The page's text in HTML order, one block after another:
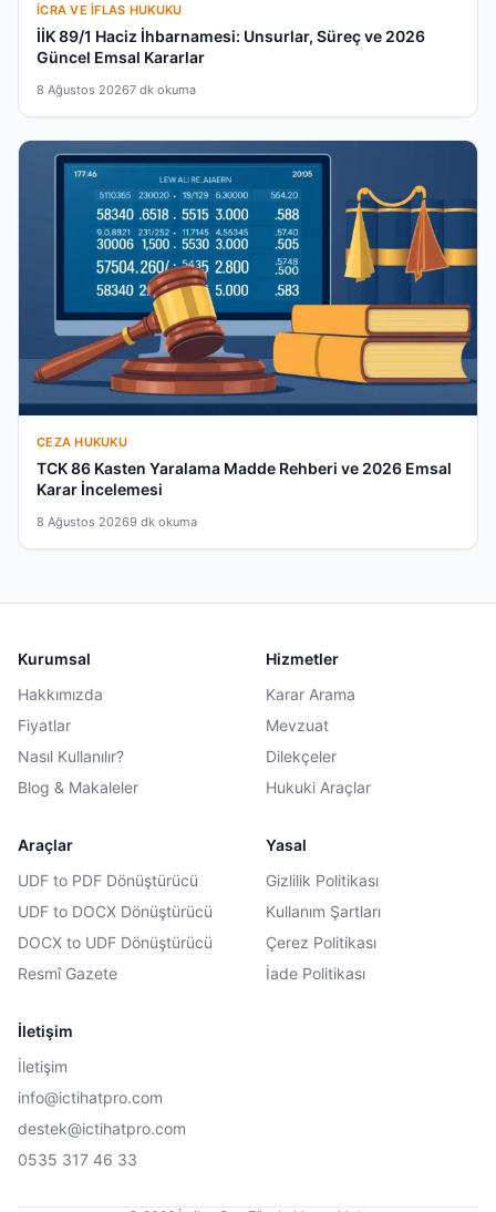
İCRA VE İFLAS HUKUKU
İİK 89/1 Haciz İhbarnamesi: Unsurlar, Süreç ve 2026
Güncel Emsal Kararlar
8 Ağustos 20267 dk okuma
CEZA HUKUKU
TCK 86 Kasten Yaralama Madde Rehberi ve 2026 Emsal
Karar İncelemesi
8 Ağustos 20269 dk okuma
Kurumsal
Hakkımızda
Fiyatlar
Nasıl Kullanılır?
Blog & Makaleler
Hizmetler
Karar Arama
Mevzuat
Dilekçeler
Hukuki Araçlar
Araçlar
UDF to PDF Dönüştürücü
UDF to DOCX Dönüştürücü
DOCX to UDF Dönüştürücü
Resmî Gazete
Yasal
Gizlilik Politikası
Kullanım Şartları
Çerez Politikası
İade Politikası
İletişim
İletişim
info@ictihatpro.com
destek@ictihatpro.com
0535 317 46 33